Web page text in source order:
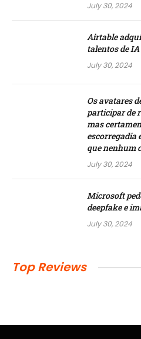
July 30, 2024
Airtable
talentos de
July 30, 2024
Os avatares
participar de
mas
escorregadia
que nenhum
July 30, 2024
Microsoft
deepfake e
July 30, 2024
Top Reviews